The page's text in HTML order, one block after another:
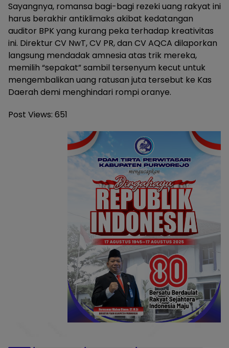
Sayangnya, romansa bagi-bagi rezeki uang rakyat ini
harus berakhir antiklimaks akibat kedatangan
auditor BPK yang kurang peka terhadap kreativitas
ini. Direktur CV NwT, CV PR, dan CV AQCA dilaporkan
langsung mendadak amnesia atas trik mereka,
memilih “sepakat” sambil tersenyum kecut untuk
mengembalikan uang ratusan juta tersebut ke Kas
Daerah demi menghindari rompi oranye.
Post Views: 651